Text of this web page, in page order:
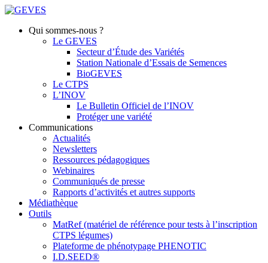
Qui sommes-nous ?
Le GEVES
Secteur d’Étude des Variétés
Station Nationale d’Essais de Semences
BioGEVES
Le CTPS
L’INOV
Le Bulletin Officiel de l’INOV
Protéger une variété
Communications
Actualités
Newsletters
Ressources pédagogiques
Webinaires
Communiqués de presse
Rapports d’activités et autres supports
Médiathèque
Outils
MatRef (matériel de référence pour tests à l’inscription
CTPS légumes)
Plateforme de phénotypage PHENOTIC
I.D.SEED®